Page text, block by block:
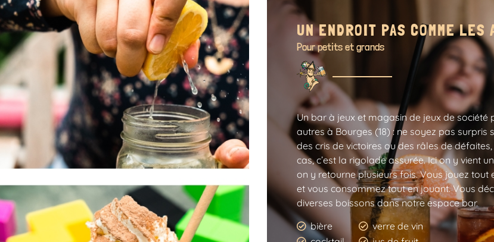
UN ENDROIT PAS COMME LES
Pour petits et grands
Un bar à jeux et magasin de jeux de société
autres à Bourges (18) : ne soyez pas surpris
des cris de victoires ou des râles de
cas, c’est la rigolade assurée. Ici on y vient
on y retourne plusieurs fois. Vous jouez tout
et vous consommez tout en jouant. Vous
diverses boissons dans notre espace bar.
bière
verre de vin